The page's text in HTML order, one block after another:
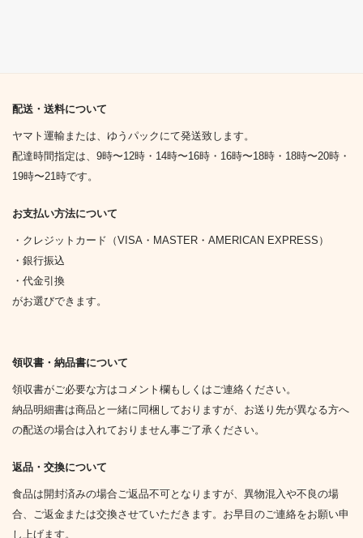
配送・送料について
ヤマト運輸または、ゆうパックにて発送致します。
配達時間指定は、9時〜12時・14時〜16時・16時〜18時・18時〜20時・
19時〜21時です。
お支払い方法について
・クレジットカード（VISA・MASTER・AMERICAN EXPRESS）
・銀行振込
・代金引換
がお選びできます。
領収書・納品書について
領収書がご必要な方はコメント欄もしくはご連絡ください。
納品明細書は商品と一緒に同梱しておりますが、お送り先が異なる方へ
の配送の場合は入れておりません事ご了承ください。
返品・交換について
食品は開封済みの場合ご返品不可となりますが、異物混入や不良の場
合、ご返金または交換させていただきます。お早目のご連絡をお願い申
し上げます。